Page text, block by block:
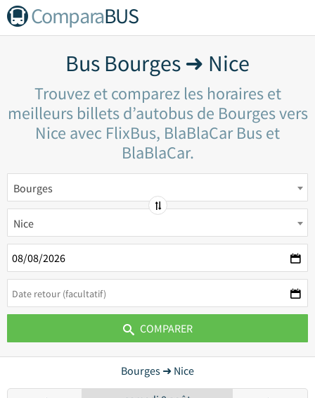
ComparaBUS
Bus Bourges ➜ Nice
Trouvez et comparez les horaires et
meilleurs billets d’autobus de Bourges vers
Nice avec FlixBus, BlaBlaCar Bus et
BlaBlaCar.
Bourges
Nice
COMPARER
Bourges ➜ Nice